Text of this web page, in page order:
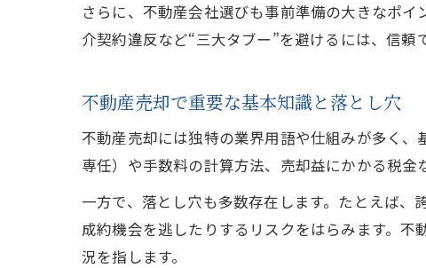
さらに、不動産会社選びも事前準備の大きなポ
介契約違反など“三大タブー”を避けるには、信頼
不動産売却で重要な基本知識と落とし穴
不動産売却には独特の業界用語や仕組みが多く
専任）や手数料の計算方法、売却益にかかる税金
一方で、落とし穴も多数存在します。たとえば、
成約機会を逃したりするリスクをはらみます。
況を指します。